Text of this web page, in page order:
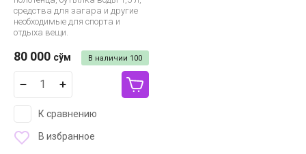
средства для загара и другие
необходимые для спорта и
отдыха вещи.
В наличии 100
80 000 сўм
К сравнению
В избранное